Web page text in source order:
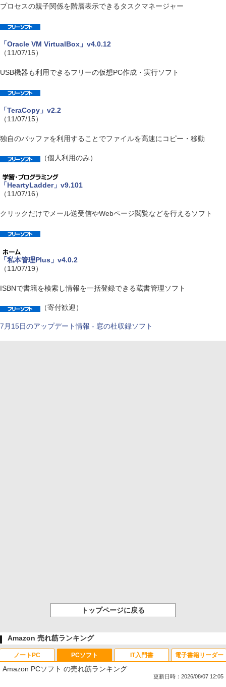
プロセスの親子関係を階層表示できるタスクマネージャー
「Oracle VM VirtualBox」v4.0.12
（11/07/15）
USB機器も利用できるフリーの仮想PC作成・実行ソフト
「TeraCopy」v2.2
（11/07/15）
独自のバッファを利用することでファイルを高速にコピー・移動
（個人利用のみ）
「HeartyLadder」v9.101
（11/07/16）
クリックだけでメール送受信やWebページ閲覧などを行えるソフト
「私本管理Plus」v4.0.2
（11/07/19）
ISBNで書籍を検索し情報を一括登録できる蔵書管理ソフト
（寄付歓迎）
7月15日のアップデート情報 - 窓の杜収録ソフト
トップページに戻る
Amazon 売れ筋ランキング
ノートPC PCソフト
Amazon PCソフト の売れ筋ランキング
更新日時：2026/08/07 12:05
IT入門書 電子書籍リーダー